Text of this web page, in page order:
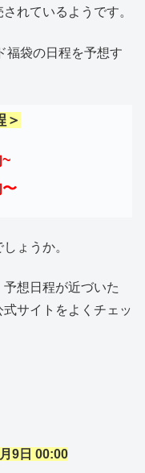
れているようです。
福袋の日程を予想す
＞
ょうか。
想日程が近づいた
サイトをよくチェッ
9日 00:00